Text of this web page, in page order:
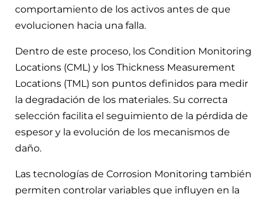
comportamiento de los activos antes de que
evolucionen hacia una falla.
Dentro de este proceso, los Condition Monitoring
Locations (CML) y los Thickness Measurement
Locations (TML) son puntos definidos para medir
la degradación de los materiales. Su correcta
selección facilita el seguimiento de la pérdida de
espesor y la evolución de los mecanismos de
daño.
Las tecnologías de Corrosion Monitoring también
permiten controlar variables que influyen en la